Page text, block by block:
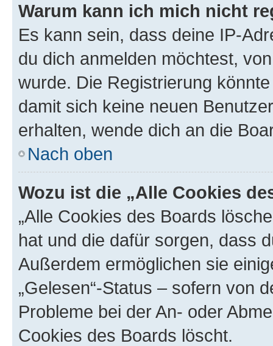
Warum kann ich mich nicht
Es kann sein, dass deine IP-
du dich anmelden möchtest,
wurde. Die Registrierung
damit sich keine neuen
erhalten, wende dich an die
Nach oben
Wozu ist die „Alle Cookies
„Alle Cookies des Boards
hat und die dafür sorgen, dass
Außerdem ermöglichen sie
„Gelesen“-Status – sofern von
Probleme bei der An- oder
Cookies des Boards löscht.